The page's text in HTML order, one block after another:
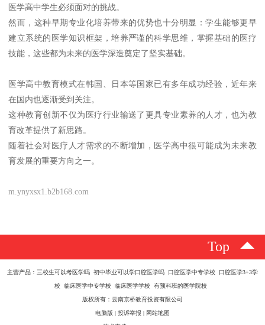
医学高中学生必须面对的挑战。
然而，这种早期专业化培养带来的优势也十分明显：学生能够更早
建立系统的医学知识框架，培养严谨的科学思维，掌握基础的医疗
技能，这些都为未来的医学深造奠定了坚实基础。
医学高中教育模式在韩国、日本等国家已有多年成功经验，近年来
在国内也逐渐受到关注。
这种教育创新不仅为医疗行业输送了更具专业素养的人才，也为教
育改革提供了新思路。
随着社会对医疗人才需求的不断增加，医学高中很可能成为未来教
育发展的重要方向之一。
m.ynyxsx1.b2b168.com
Top
主营产品：三校生可以考医学吗 初中毕业可以学口腔医学吗 口腔医学中专学校 口腔医学3+3学
校 临床医学中专学校 临床医学学校 有预科班的医学院校
版权所有：云南京桥教育投资有限公司
电脑版 | 投诉举报 | 网站地图